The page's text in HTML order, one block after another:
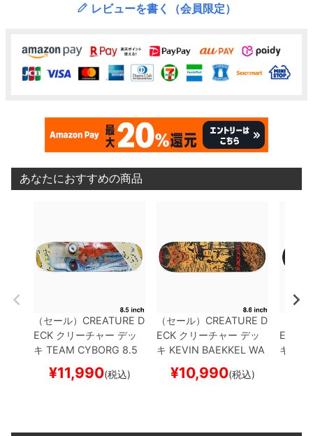
レビューを書く（会員限定）
あなたにおすすめの商品
（セール） CREATURE D
ECK クリーチャー デッ
キ TEAM CYBORG 8.5
スケートボード スケボー
¥11,990(税込)
（セール） CREATURE D
ECK クリーチャー デッ
キ KEVIN BAEKKEL WA
STELAND 8.6 スケート
ボード スケボー
¥10,990(税込)
ECK
キ